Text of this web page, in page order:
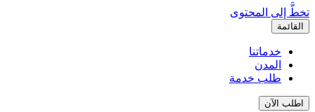
تخطَّ إلى المحتوى
القائمة
خدماتنا
المدن
طلب خدمة
اطلب الآن